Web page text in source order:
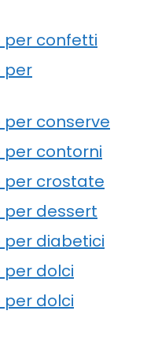
per confetti
per
per conserve
per contorni
per crostate
per dessert
per diabetici
per dolci
per dolci